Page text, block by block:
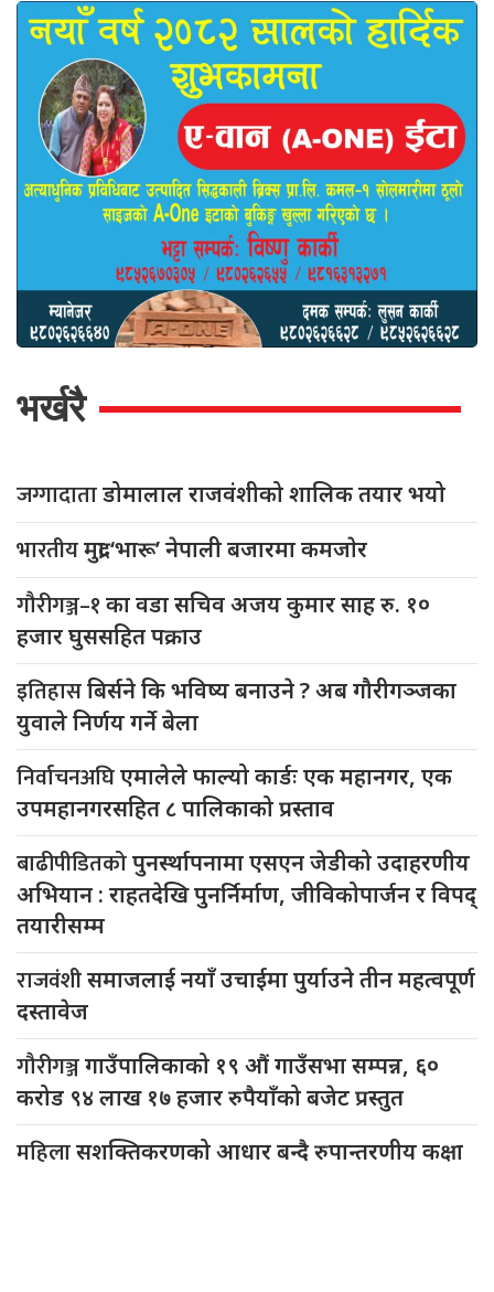
भर्खरै
जग्गादाताडोमालाल राजवंशीको शालिक तयार भयो
भारतीयमुद्रा ‘भारू’ नेपाली बजारमा कमजाेर
गौरीगञ्ज–१का वडा सचिव अजय कुमार साह रु. १०
हजार घुससहित पक्राउ
इतिहासबिर्सने कि भविष्य बनाउने ? अब गौरीगञ्जका
युवाले निर्णय गर्ने बेला
निर्वाचनअघिएमालेले फाल्यो कार्डः एक महानगर, एक
उपमहानगरसहित ८ पालिकाको प्रस्ताव
बाढीपीडितकोपुनर्स्थापनामा एसएन जेडीको उदाहरणीय
अभियान : राहतदेखि पुनर्निर्माण, जीविकोपार्जन र विपद्
तयारीसम्म
राजवंशीसमाजलाई नयाँ उचाईमा पुर्याउने तीन महत्वपूर्ण
दस्तावेज
गौरीगञ्जगाउँपालिकाको १९ औं गाउँसभा सम्पन्न, ६०
करोड ९४ लाख १७ हजार रुपैयाँको बजेट प्रस्तुत
महिलासशक्तिकरणको आधार बन्दै रुपान्तरणीय कक्षा